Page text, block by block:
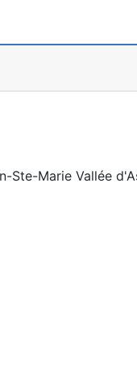
Ste-Marie Vallée